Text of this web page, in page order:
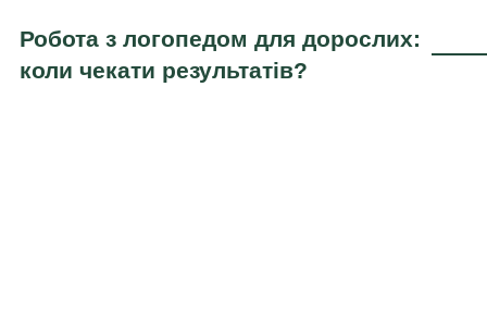
Робота з логопедом для дорослих:
коли чекати результатів?